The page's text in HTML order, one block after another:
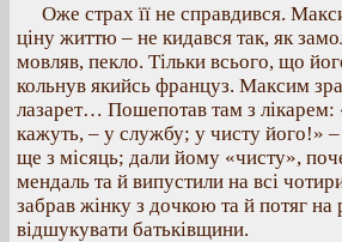
Оже страх її не справдився.
ціну життю – не кидався так, як
мовляв, пекло. Тільки всього, що
кольнув якийсь француз. Максим
лазарет… Пошепотав там з лікарем:
кажуть, – у службу; у чисту його!»
ще з місяць; дали йому «чисту»,
мендаль та й випустили на всі
забрав жінку з дочкою та й потяг на
відшукувати батьківщини.